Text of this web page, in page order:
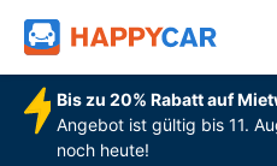
Bis zu 20% Rabatt auf
Angebot ist gültig bis 11.
noch heute!